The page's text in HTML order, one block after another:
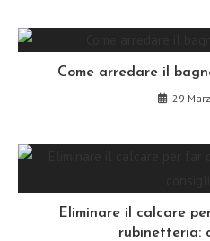
Come arredare il
29
Eliminare il calcare
rubinetteria: